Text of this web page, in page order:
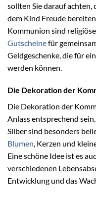
sollten Sie darauf achten,
dem Kind Freude
Kommunion sind
Gutscheinefür
Geldgeschenke, die für
werden können.
Die Dekoration der
Die Dekoration der
Anlass entsprechend
Silber sind besonders
Blumen, Kerzen und
Eine schöne Idee ist es
verschiedenen
Entwicklung und das